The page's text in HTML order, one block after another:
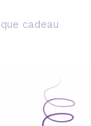
cadeau